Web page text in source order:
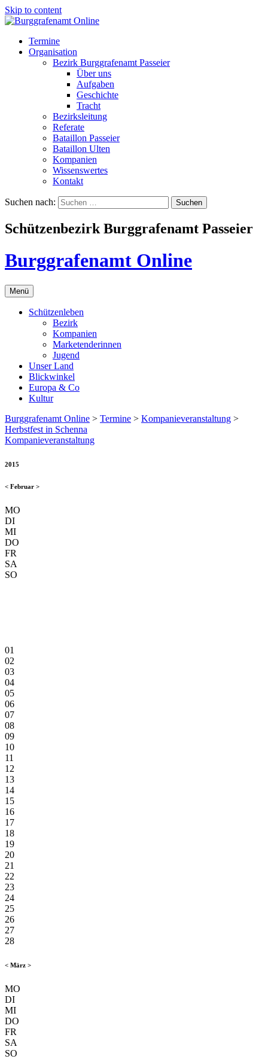
Skip to content
Termine
Organisation
Bezirk Burggrafenamt Passeier
Über uns
Aufgaben
Geschichte
Tracht
Bezirksleitung
Referate
Bataillon Passeier
Bataillon Ulten
Kompanien
Wissenswertes
Kontakt
Suchen nach:
Schützenbezirk Burggrafenamt Passeier
Burggrafenamt Online
Menü
Schützenleben
Bezirk
Kompanien
Marketenderinnen
Jugend
Unser Land
Blickwinkel
Europa & Co
Kultur
Burggrafenamt Online > Termine > Kompanieveranstaltung >
Herbstfest in Schenna
Kompanieveranstaltung
2015
< Februar >
MO
DI
MI
DO
FR
SA
SO
01
02
03
04
05
06
07
08
09
10
11
12
13
14
15
16
17
18
19
20
21
22
23
24
25
26
27
28
< März >
MO
DI
MI
DO
FR
SA
SO